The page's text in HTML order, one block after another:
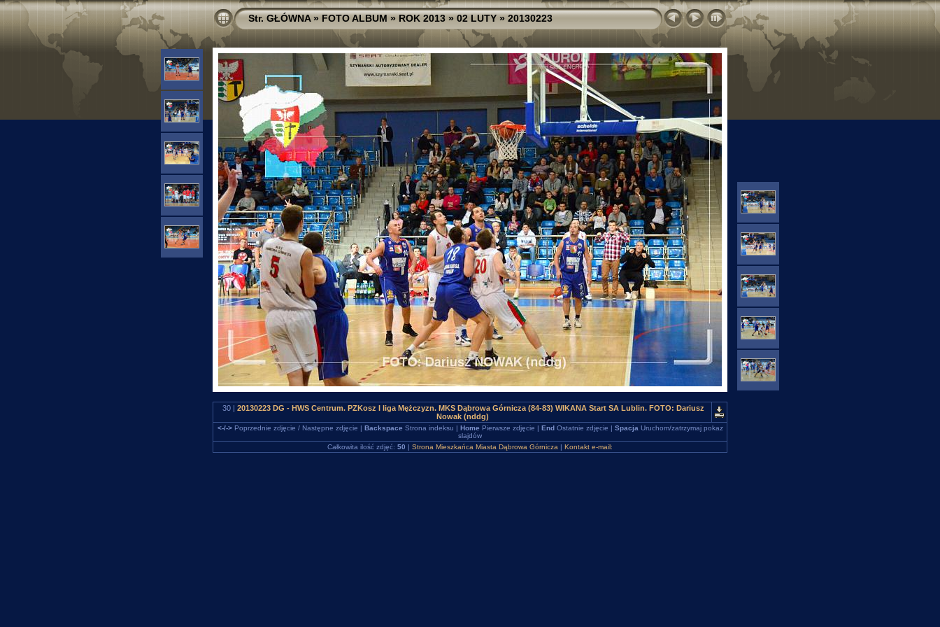
Str. GŁÓWNA»FOTO ALBUM»ROK 2013»02 LUTY»20130223
30 | 20130223 DG - HWS Centrum. PZKosz I liga Mężczyzn. MKS Dąbrowa Górnicza (84-83) WIKANA Start SA Lublin. FOTO: Dariusz
Nowak (nddg)
<-/->Poprzednie zdjęcie / Następne zdjęcie | Backspace Strona indeksu | Home Pierwsze zdjęcie | EndOstatnie zdjęcie | Spacja Uruchom/zatrzymaj pokaz
slajdów
Całkowita ilość zdjęć: 50 | Strona Mieszkańca Miasta Dąbrowa Górnicza | Kontakt e-mail: